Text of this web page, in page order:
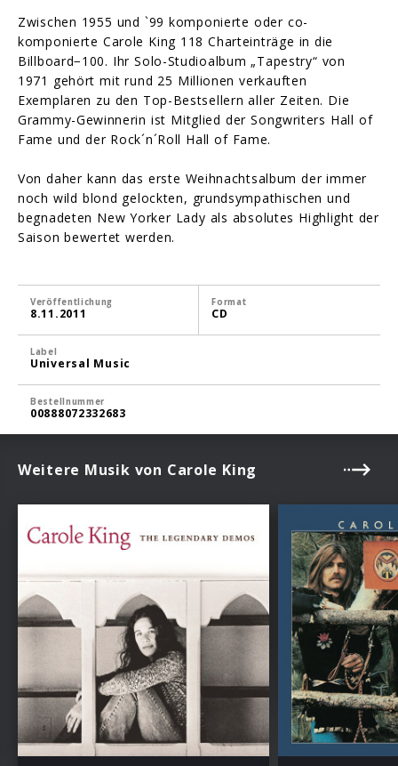
Zwischen 1955 und `99 komponierte oder co-
komponierte Carole King 118 Charteinträge in die
Billboard−100. Ihr Solo-Studioalbum „Tapestry“ von
1971 gehört mit rund 25 Millionen verkauften
Exemplaren zu den Top-Bestsellern aller Zeiten. Die
Grammy-Gewinnerin ist Mitglied der Songwriters Hall of
Fame und der Rock´n´Roll Hall of Fame.
Von daher kann das erste Weihnachtsalbum der immer
noch wild blond gelockten, grundsympathischen und
begnadeten New Yorker Lady als absolutes Highlight der
Saison bewertet werden.
Veröffentlichung
8.11.2011
Format
CD
Label
Universal Music
Bestellnummer
00888072332683
Weitere Musik von Carole King